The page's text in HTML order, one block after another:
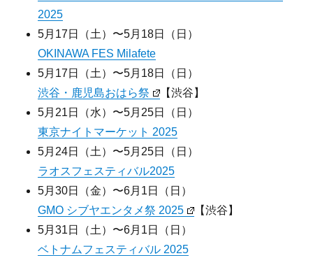
2025
5月17日（土）〜5月18日（日）
OKINAWA FES Milafete
5月17日（土）〜5月18日（日）
渋谷・鹿児島おはら祭
【渋谷】
5月21日（水）〜5月25日（日）
東京ナイトマーケット 2025
5月24日（土）〜5月25日（日）
ラオスフェスティバル2025
5月30日（金）〜6月1日（日）
GMO シブヤエンタメ祭 2025
【渋谷】
5月31日（土）〜6月1日（日）
ベトナムフェスティバル 2025